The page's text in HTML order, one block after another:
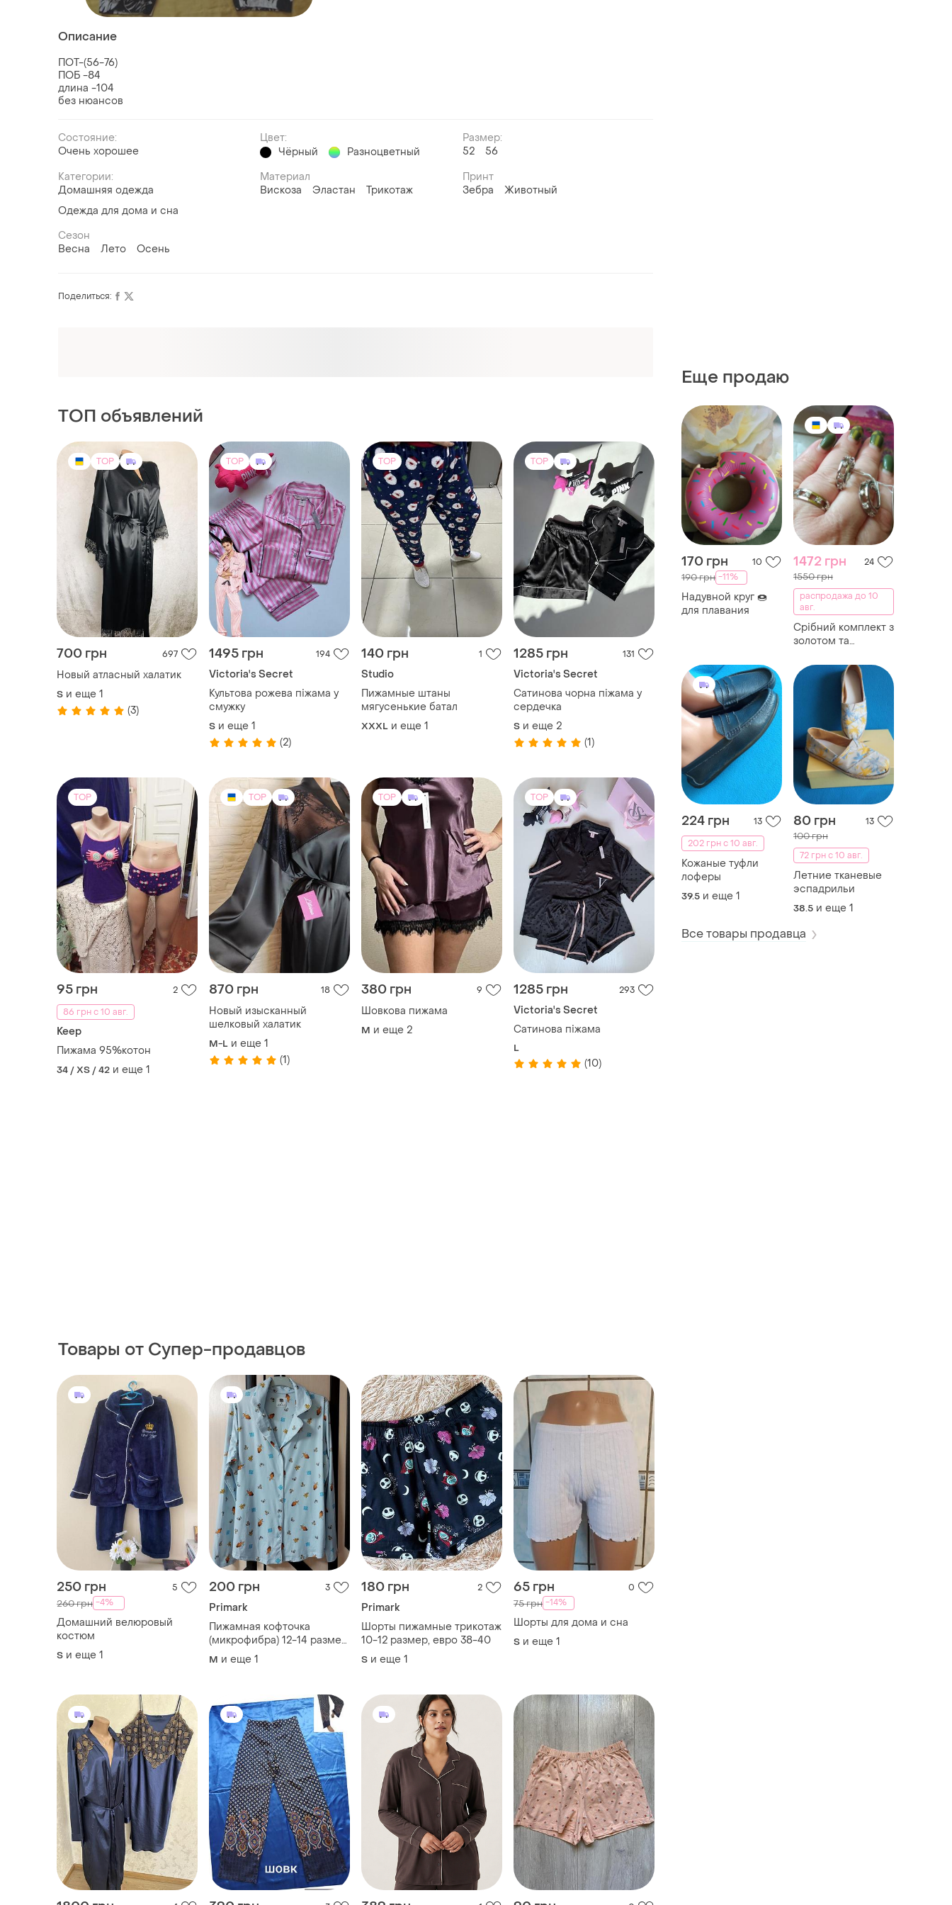
Описание
ПОТ-(56-76)
ПОБ -84
длина -104
без нюансов
Состояние:
Очень хорошее
Цвет:
Чёрный
Разноцветный
Размер:
52
56
Категории:
Домашняя одежда
Одежда для дома и сна
Материал
Вискоза
Эластан Трикотаж
Принт
Зебра
Животный
Сезон
Весна
Лето Осень
Еще продаю
170 грн 10
190 грн -11%
Надувной круг 🍩
для плавания
1472 грн 24
1550 грн
распродажа до 10
авг.
Срібний комплект з
золотом та
224 грн
13
202 грн с 10 авг.
Кожаные туфли
лоферы
39.5 и еще 1
80 грн 13
100 грн
72 грн с 10 авг.
Летние тканевые
эспадрильи
38.5 и еще 1
Все товары продавца
Поделиться:
ТОП объявлений
TOP
700 грн 697
Новый атласный халатик
S и еще 1
(3)
TOP
1495 грн 194
Victoria's Secret
Культова рожева піжама у
смужку
S и еще 1
(2)
TOP
140 грн 1
Studio
Пижамные штаны
мягусенькие батал
XXXL и еще 1
TOP
1285 грн 131
Victoria's Secret
Сатинова чорна піжама у
сердечка
S и еще 2
(1)
TOP
95 грн
2
86 грн с 10 авг.
Keep
Пижама 95%котон
34 / XS / 42 и еще 1
TOP
870 грн 18
Новый изысканный
шелковый халатик
M-L и еще 1
(1)
TOP
380 грн 9
Шовкова пижама
M и еще 2
TOP
1285 грн 293
Victoria's Secret
Сатинова піжама
L
(10)
Товары от Супер-продавцов
250 грн 5
260 грн -4%
Домашний велюровый
костюм
S и еще 1
200 грн 3
Primark
Пижамная кофточка
(микрофибра) 12-14 размер,
евро 40-42
M и еще 1
180 грн 2
Primark
Шорты пижамные трикотаж
10-12 размер, евро 38-40
S и еще 1
65 грн 0
75 грн -14%
Шорты для дома и сна
S и еще 1